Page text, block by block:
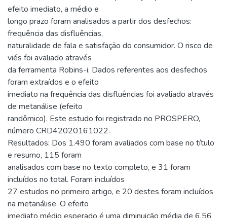
efeito imediato, a médio e
longo prazo foram analisados a partir dos desfechos:
frequência das disfluências,
naturalidade de fala e satisfação do consumidor. O risco de
viés foi avaliado através
da ferramenta Robins-i. Dados referentes aos desfechos
foram extraídos e o efeito
imediato na frequência das disfluências foi avaliado através
de metanálise (efeito
randômico). Este estudo foi registrado no PROSPERO,
número CRD42020161022.
Resultados: Dos 1.490 foram avaliados com base no título
e resumo, 115 foram
analisados com base no texto completo, e 31 foram
incluídos no total. Foram incluídos
27 estudos no primeiro artigo, e 20 destes foram incluídos
na metanálise. O efeito
imediato médio esperado é uma diminuição média de 6.56